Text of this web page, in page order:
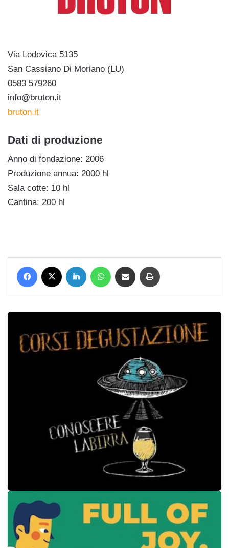
Via Lodovica 5135
San Cassiano Di Moriano (LU)
0583 579260
info@bruton.it
bruton.it
Dati di produzione
Anno di fondazione: 2006
Produzione annua: 2000 hl
Sala cotte: 10 hl
Cantina: 200 hl
Facebook LinkedIn WhatsApp Condividi via mail